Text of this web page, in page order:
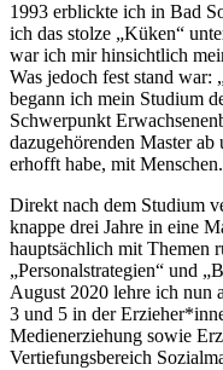
1993 erblickte ich in Bad
ich das stolze „Küken“
war ich mir hinsichtlich
Was jedoch fest stand
begann ich mein Studium
Schwerpunkt
dazugehörenden Master
erhofft habe, mit Menschen.
Direkt nach dem Studium
knappe drei Jahre in eine
hauptsächlich mit Themen
„Personalstrategien“ und
August 2020 lehre ich nun
3 und 5 in der
Medienerziehung sowie
Vertiefungsbereich